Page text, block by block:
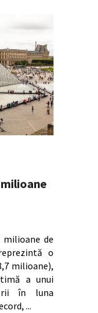
de
o
milioane),
a unui
în luna